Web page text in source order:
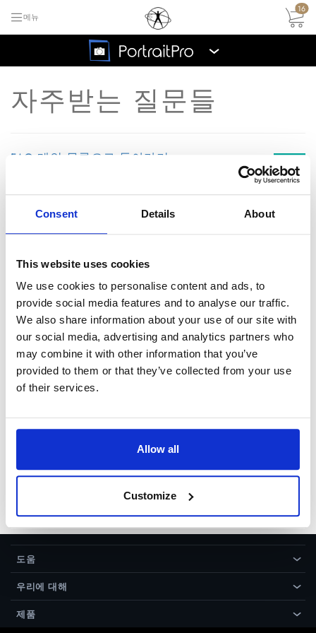
Consent Details About
This website uses cookies
We use cookies to personalise content and ads, to
provide social media features and to analyse our traffic.
We also share information about your use of our site with
our social media, advertising and analytics partners who
may combine it with other information that you’ve
provided to them or that they’ve collected from your use
of their services.
Allow all
Customize
메뉴
16
›
자주받는 질문들
FAQ 메인 목록으로 돌아가기
질 포트레이트 프로가 내 컴퓨
터에서 느리게 작동됩니다.
-어떻게 해야하나요?
답
변
네- 보기 메뉴안에 “빠른 렌더링”을
선택 하십시오 (또는 이전 버젼인 경
우 “드래프트”). 이것은 디스플레이
된 이미지 퀄리티를 살짝 감소시킬
것 입니다 (사진은 조금 더 부드럽
게), 그러나 훨씬 빠르게 업데이트
될 것입니다. 걱정 마십시오, 이 옵
퀄리티에 아무런 영향을 미치지 않습
느리게 실행되면, RAM (1GB 최소 권
장)이 충분한지 확인하십시오. 그리
컴퓨터가 필요합니다!
무료
트라
이얼
도움 ›
우리에 대해 ›
제품 ›